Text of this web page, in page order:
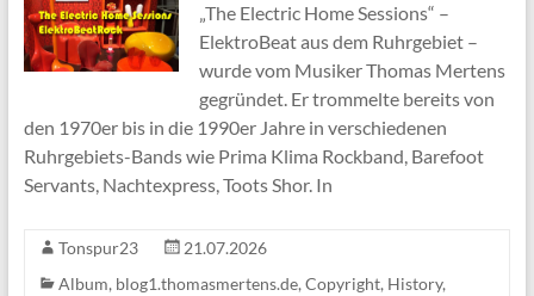
„The Electric Home Sessions“ –
ElektroBeat aus dem Ruhrgebiet –
wurde vom Musiker Thomas Mertens
gegründet. Er trommelte bereits von
den 1970er bis in die 1990er Jahre in verschiedenen
Ruhrgebiets-Bands wie Prima Klima Rockband, Barefoot
Servants, Nachtexpress, Toots Shor. In
Tonspur23
21.07.2026
Album, blog1.thomasmertens.de, Copyright, History,